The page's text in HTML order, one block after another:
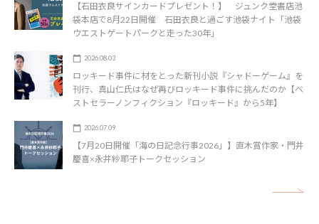
【石田衣良サインカードプレゼント！】 ジュンク堂書店池
袋本店で8月22日開催 石田衣良と過ごす池袋ナイト「池袋
ウエストゲートパークと走った30年」
2026.08.03
ロッキード事件に材をとった新刊小説『シャドーゲーム』を
刊行、真山仁氏はなぜ再びロッキード事件に挑んだのか【ベ
ストセラーノンフィクション『ロッキード』から5年】
2026.07.09
【7月20日開催「海の日記念行事2026」】直木賞作家・門井
慶喜×永井紗耶子トークセッション